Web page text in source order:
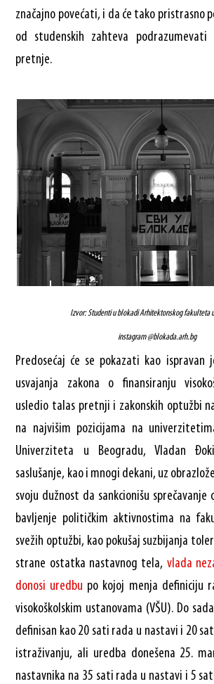
značajno povećati, i da će tako pristrasno
od studenskih zahteva
pretnje.
Izvor: Studenti u blokadi Arhitektonskog fakulteta
instagram @blokada.arh.bg
Predosećaj će se pokazati kao ispravan
usvajanja zakona o finansiranju
usledio talas pretnji i zakonskih optužbi
na najvišim pozicijama na
Univerziteta u Beogradu, Vladan
saslušanje, kao i mnogi dekani, uz
svoju dužnost da sankcionišu
bavljenje političkim aktivnostima na
svežih optužbi, kao pokušaj suzbijanja
strane ostatka nastavnog tela, vlada
donosi uredbu po kojoj menja definiciju
visokoškolskim ustanovama (VŠU). Do
definisan kao 20 sati rada u nastavi i 20
istraživanju, ali uredba donešena 25.
nastavnika na 35 sati rada u nastavi i 5